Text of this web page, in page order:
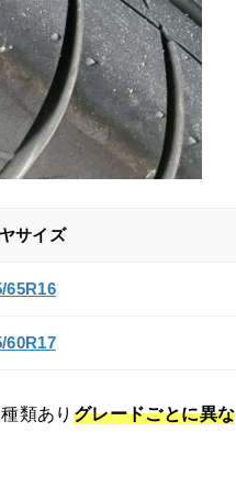
サイズ
65R16
60R17
類あり グレードごとに異な